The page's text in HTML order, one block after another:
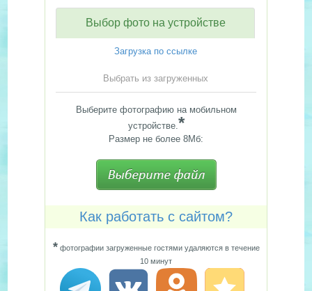
Выбор фото на устройстве
Загрузка по ссылке
Выбрать из загруженных
Выберите фотографию на мобильном
устройстве.*
Размер не более 8Мб:
Как работать с сайтом?
*фотографии загруженные гостями удаляются в течение
10 минут